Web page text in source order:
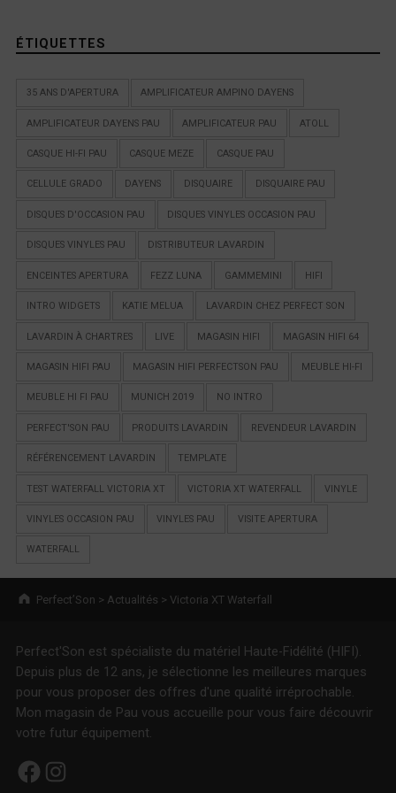
ÉTIQUETTES
35 ANS D'APERTURA AMPLIFICATEUR AMPINO DAYENS
AMPLIFICATEUR DAYENS PAU AMPLIFICATEUR PAU ATOLL
CASQUE HI-FI PAU CASQUE MEZE CASQUE PAU
CELLULE GRADO DAYENS DISQUAIRE DISQUAIRE PAU
DISQUES D'OCCASION PAU DISQUES VINYLES OCCASION PAU
DISQUES VINYLES PAU DISTRIBUTEUR LAVARDIN
ENCEINTES APERTURA FEZZ LUNA GAMMEMINI HIFI
INTRO WIDGETS KATIE MELUA LAVARDIN CHEZ PERFECT SON
LAVARDIN À CHARTRES LIVE MAGASIN HIFI MAGASIN HIFI 64
MAGASIN HIFI PAU MAGASIN HIFI PERFECTSON PAU MEUBLE HI-FI
MEUBLE HI FI PAU MUNICH 2019 NO INTRO
PERFECT'SON PAU PRODUITS LAVARDIN REVENDEUR LAVARDIN
RÉFÉRENCEMENT LAVARDIN TEMPLATE
TEST WATERFALL VICTORIA XT VICTORIA XT WATERFALL VINYLE
VINYLES OCCASION PAU VINYLES PAU VISITE APERTURA
WATERFALL
Breadcrumbs navigation
Perfect’Son > Actualités > Victoria XT Waterfall
Perfect'Son est spécialiste du matériel Haute-Fidélité (HIFI).
Depuis plus de 12 ans, je sélectionne les meilleures marques
pour vous proposer des offres d'une qualité irréprochable.
Mon magasin de Pau vous accueille pour vous faire découvrir
votre futur équipement.
Facebook Instagram